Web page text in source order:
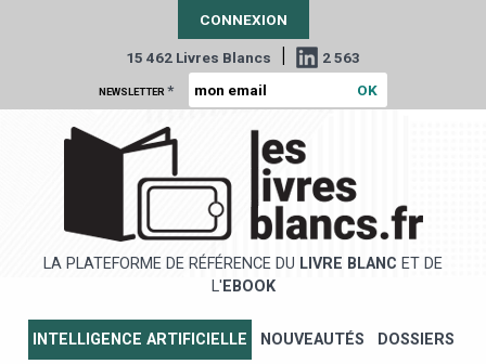
CONNEXION
15 462 Livres Blancs | 2 563
NEWSLETTER *
LA PLATEFORME DE RÉFÉRENCE DU LIVRE BLANC ET DE
L' EBOOK
INTELLIGENCE ARTIFICIELLE NOUVEAUTÉS DOSSIERS